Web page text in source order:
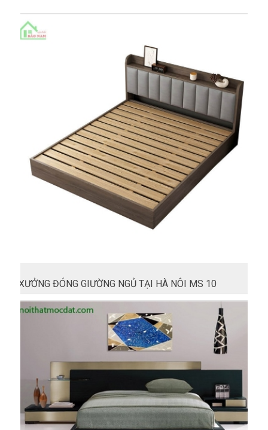
XƯỞNG ĐÓNG GIƯỜNG NGỦ TẠI HÀ NÔI MS 10